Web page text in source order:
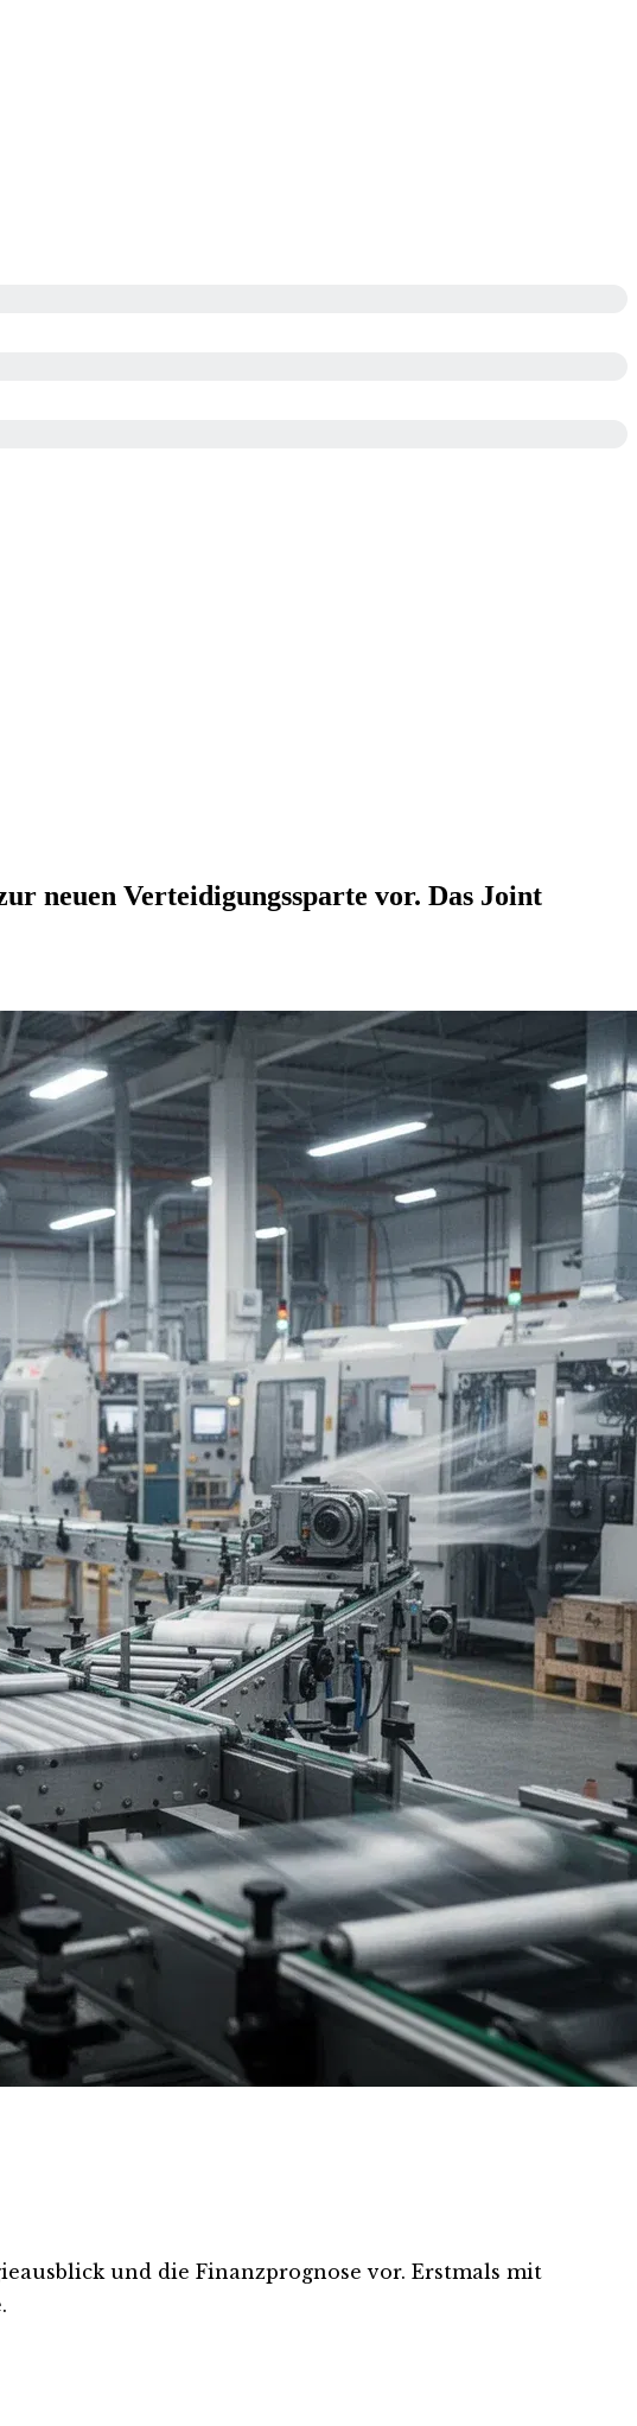
neuen Verteidigungssparte vor. Das Joint
und die Finanzprognose vor. Erstmals mit